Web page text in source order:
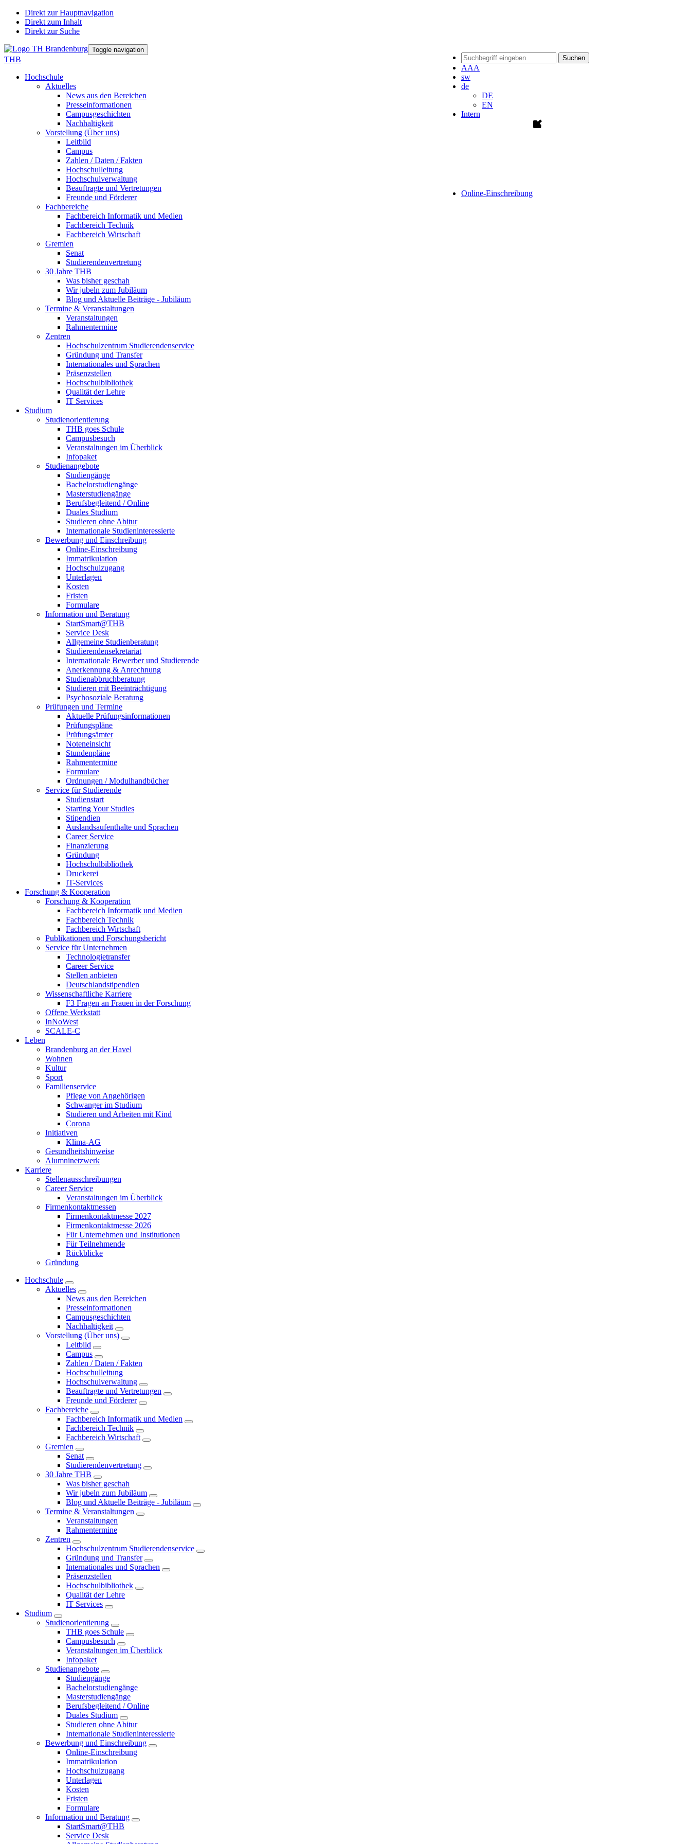
Direkt zur Hauptnavigation
Direkt zum Inhalt
Direkt zur Suche
Suchen
AAA
sw
de
DE
EN
Intern
Online-Einschreibung
Toggle navigation
THB
Hochschule
Aktuelles
News aus den Bereichen
Presseinformationen
Campusgeschichten
Nachhaltigkeit
Vorstellung (Über uns)
Leitbild
Campus
Zahlen / Daten / Fakten
Hochschulleitung
Hochschulverwaltung
Beauftragte und Vertretungen
Freunde und Förderer
Fachbereiche
Fachbereich Informatik und Medien
Fachbereich Technik
Fachbereich Wirtschaft
Gremien
Senat
Studierendenvertretung
30 Jahre THB
Was bisher geschah
Wir jubeln zum Jubiläum
Blog und Aktuelle Beiträge - Jubiläum
Termine & Veranstaltungen
Veranstaltungen
Rahmentermine
Zentren
Hochschulzentrum Studierendenservice
Gründung und Transfer
Internationales und Sprachen
Präsenzstellen
Hochschulbibliothek
Qualität der Lehre
IT Services
Studium
Studienorientierung
THB goes Schule
Campusbesuch
Veranstaltungen im Überblick
Infopaket
Studienangebote
Studiengänge
Bachelorstudiengänge
Masterstudiengänge
Berufsbegleitend / Online
Duales Studium
Studieren ohne Abitur
Internationale Studieninteressierte
Bewerbung und Einschreibung
Online-Einschreibung
Immatrikulation
Hochschulzugang
Unterlagen
Kosten
Fristen
Formulare
Information und Beratung
StartSmart@THB
Service Desk
Allgemeine Studienberatung
Studierendensekretariat
Internationale Bewerber und Studierende
Anerkennung & Anrechnung
Studienabbruchberatung
Studieren mit Beeinträchtigung
Psychosoziale Beratung
Prüfungen und Termine
Aktuelle Prüfungsinformationen
Prüfungspläne
Prüfungsämter
Noteneinsicht
Stundenpläne
Rahmentermine
Formulare
Ordnungen / Modulhandbücher
Service für Studierende
Studienstart
Starting Your Studies
Stipendien
Auslandsaufenthalte und Sprachen
Career Service
Finanzierung
Gründung
Hochschulbibliothek
Druckerei
IT-Services
Forschung & Kooperation
Forschung & Kooperation
Fachbereich Informatik und Medien
Fachbereich Technik
Fachbereich Wirtschaft
Publikationen und Forschungsbericht
Service für Unternehmen
Technologietransfer
Career Service
Stellen anbieten
Deutschlandstipendien
Wissenschaftliche Karriere
F3 Fragen an Frauen in der Forschung
Offene Werkstatt
InNoWest
SCALE-C
Leben
Brandenburg an der Havel
Wohnen
Kultur
Sport
Familienservice
Pflege von Angehörigen
Schwanger im Studium
Studieren und Arbeiten mit Kind
Corona
Initiativen
Klima-AG
Gesundheitshinweise
Alumninetzwerk
Karriere
Stellenausschreibungen
Career Service
Veranstaltungen im Überblick
Firmenkontaktmessen
Firmenkontaktmesse 2027
Firmenkontaktmesse 2026
Für Unternehmen und Institutionen
Für Teilnehmende
Rückblicke
Gründung
Hochschule
Aktuelles
News aus den Bereichen
Presseinformationen
Campusgeschichten
Nachhaltigkeit
Vorstellung (Über uns)
Leitbild
Campus
Zahlen / Daten / Fakten
Hochschulleitung
Hochschulverwaltung
Beauftragte und Vertretungen
Freunde und Förderer
Fachbereiche
Fachbereich Informatik und Medien
Fachbereich Technik
Fachbereich Wirtschaft
Gremien
Senat
Studierendenvertretung
30 Jahre THB
Was bisher geschah
Wir jubeln zum Jubiläum
Blog und Aktuelle Beiträge - Jubiläum
Termine & Veranstaltungen
Veranstaltungen
Rahmentermine
Zentren
Hochschulzentrum Studierendenservice
Gründung und Transfer
Internationales und Sprachen
Präsenzstellen
Hochschulbibliothek
Qualität der Lehre
IT Services
Studium
Studienorientierung
THB goes Schule
Campusbesuch
Veranstaltungen im Überblick
Infopaket
Studienangebote
Studiengänge
Bachelorstudiengänge
Masterstudiengänge
Berufsbegleitend / Online
Duales Studium
Studieren ohne Abitur
Internationale Studieninteressierte
Bewerbung und Einschreibung
Online-Einschreibung
Immatrikulation
Hochschulzugang
Unterlagen
Kosten
Fristen
Formulare
Information und Beratung
StartSmart@THB
Service Desk